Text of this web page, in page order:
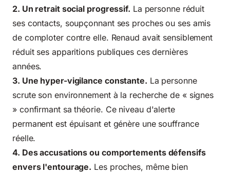
2. Un retrait social progressif. La personne réduit
ses contacts, soupçonnant ses proches ou ses amis
de comploter contre elle. Renaud avait sensiblement
réduit ses apparitions publiques ces dernières
années.
3. Une hyper-vigilance constante. La personne
scrute son environnement à la recherche de « signes
» confirmant sa théorie. Ce niveau d'alerte
permanent est épuisant et génère une souffrance
réelle.
4. Des accusations ou comportements défensifs
envers l'entourage. Les proches, même bien